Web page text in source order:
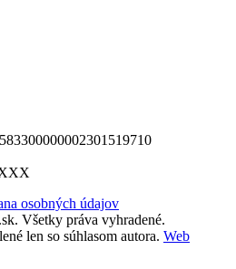
osobných údajov
Všetky práva vyhradené.
len so súhlasom autora. Web